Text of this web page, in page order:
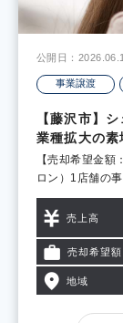
公開日：
事業譲渡
【藤沢市】
業種拡大の素
【売却希望金
ロン）1店舗の
売上高
売却希望額
地域